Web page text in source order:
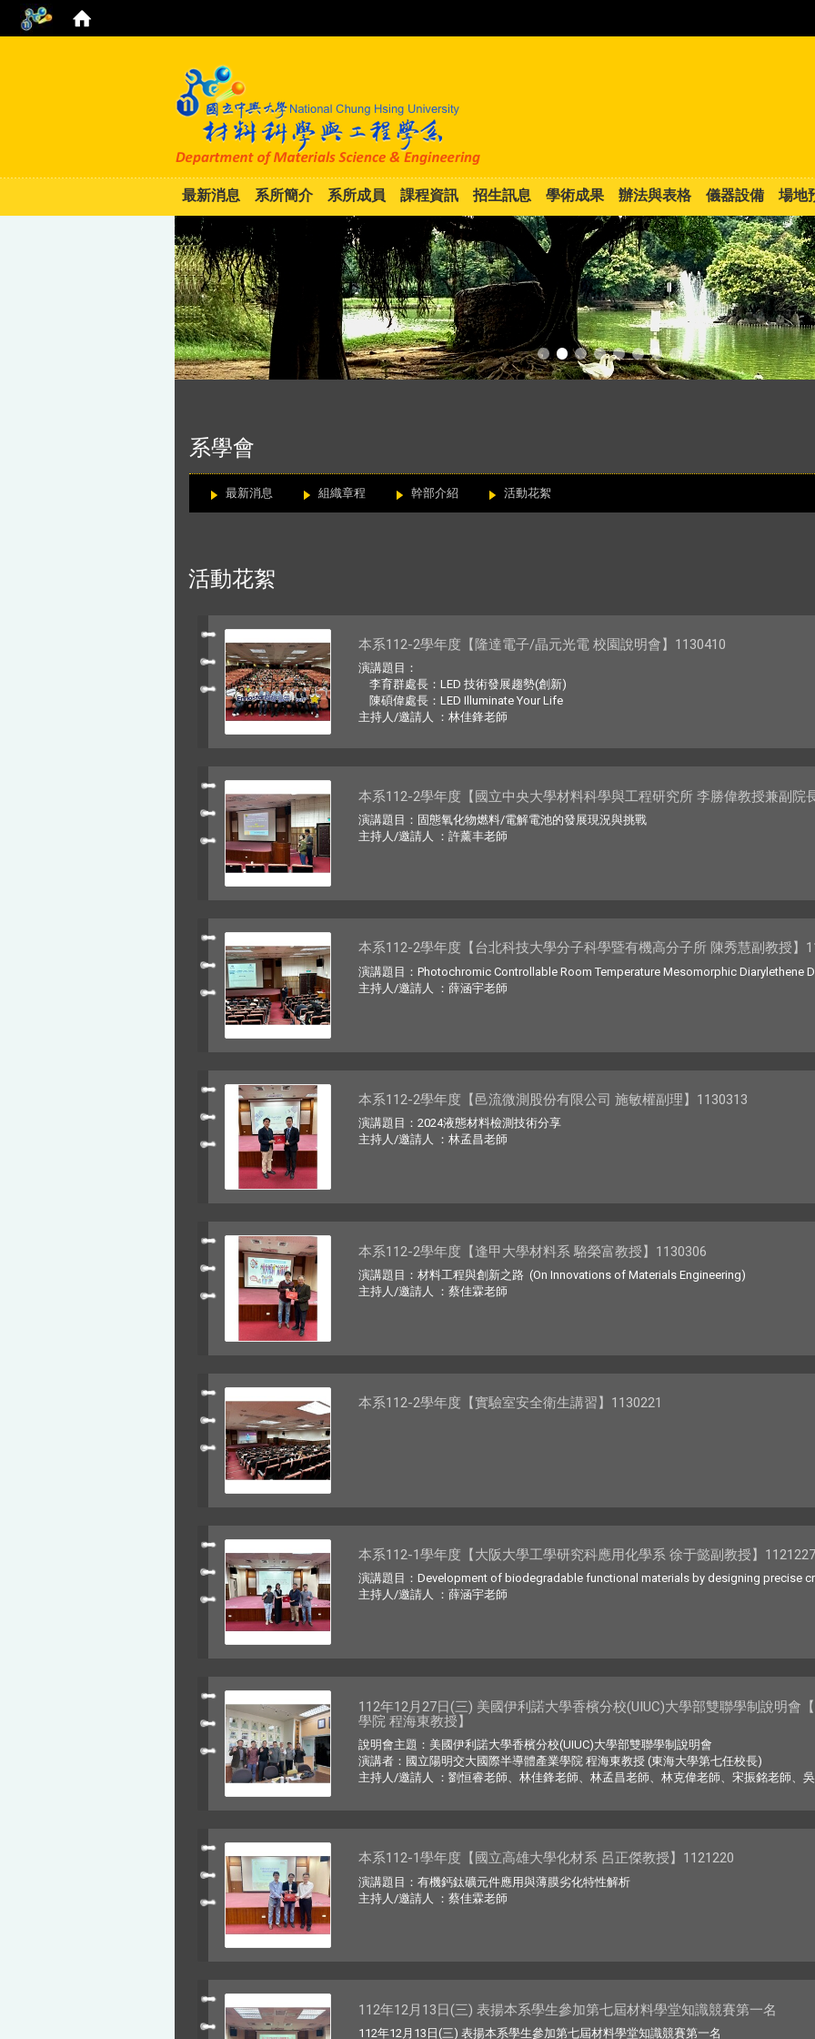
最新消息 系所簡介 系所成員 課程資訊 招生訊息 學術成果 辦法與表格 儀器設備 場地
系學會
最新消息 組織章程 幹部介紹 活動花絮
活動花絮
本系112-2學年度【隆達電子/晶元光電 校園說明會】1130410
演講題目：
李育群處長：LED 技術發展趨勢(創新)
陳碩偉處長：LED Illuminate Your Life
主持人/邀請人 ：林佳鋒老師
本系112-2學年度【國立中央大學材料科學與工程研究所 李勝偉教授兼副院
演講題目：固態氧化物燃料/電解電池的發展現況與挑戰
主持人/邀請人 ：許薰丰老師
本系112-2學年度【台北科技大學分子科學暨有機高分子所 陳秀慧副教授】
演講題目：Photochromic Controllable Room Temperature Mesomorphic Diarylethene
主持人/邀請人 ：薛涵宇老師
本系112-2學年度【邑流微測股份有限公司 施敏權副理】1130313
演講題目：2024液態材料檢測技術分享
主持人/邀請人 ：林孟昌老師
本系112-2學年度【逢甲大學材料系 駱榮富教授】1130306
演講題目：材料工程與創新之路 (On Innovations of Materials Engineering)
主持人/邀請人 ：蔡佳霖老師
本系112-2學年度【實驗室安全衛生講習】1130221
本系112-1學年度【大阪大學工學研究科應用化學系 徐于懿副教授】1121227
演講題目：Development of biodegradable functional materials by designing precise
主持人/邀請人 ：薛涵宇老師
112年12月27日(三) 美國伊利諾大學香檳分校(UIUC)大學部雙聯學制說明會
學院 程海東教授】
說明會主題：美國伊利諾大學香檳分校(UIUC)大學部雙聯學制說明會
演講者：國立陽明交大國際半導體產業學院 程海東教授 (東海大學第七任校長)
主持人/邀請人 ：劉恒睿老師、林佳鋒老師、林孟昌老師、林克偉老師、宋振銘老師、吳
本系112-1學年度【國立高雄大學化材系 呂正傑教授】1121220
演講題目：有機鈣鈦礦元件應用與薄膜劣化特性解析
主持人/邀請人 ：蔡佳霖老師
112年12月13日(三) 表揚本系學生參加第七屆材料學堂知識競賽第一名
112年12月13日(三) 表揚本系學生參加第七屆材料學堂知識競賽第一名